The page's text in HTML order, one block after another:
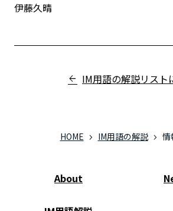
伊藤久晴
IM用語の解説リスト
HOME IM用語の解説 情
About